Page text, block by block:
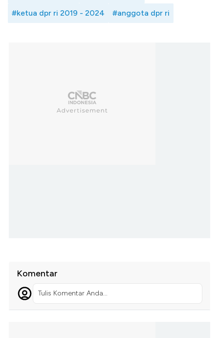
#ketua dpr ri 2019 - 2024 #anggota dpr ri
Komentar
Tulis Komentar Anda...